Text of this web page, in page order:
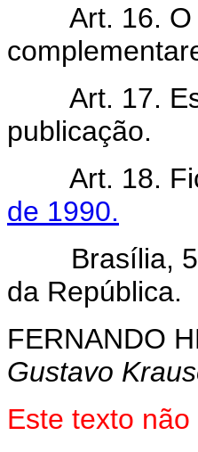
Art. 16.
Art. 17.
publicação.
Art. 18.
de 1990.
Brasília, 5
da República.
FERNANDO
Gustavo
Este texto